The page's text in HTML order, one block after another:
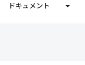
ドキュメント